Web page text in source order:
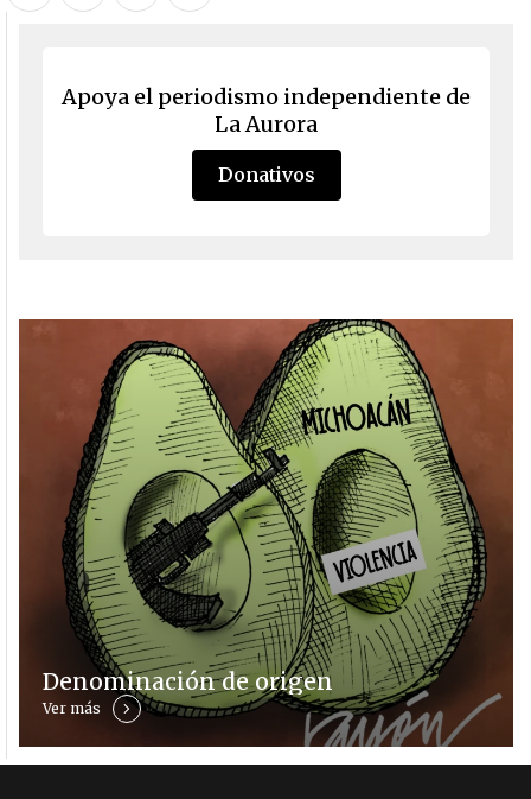
Apoya el periodismo independiente de
La Aurora
Donativos
Denominación de origen
Ver más